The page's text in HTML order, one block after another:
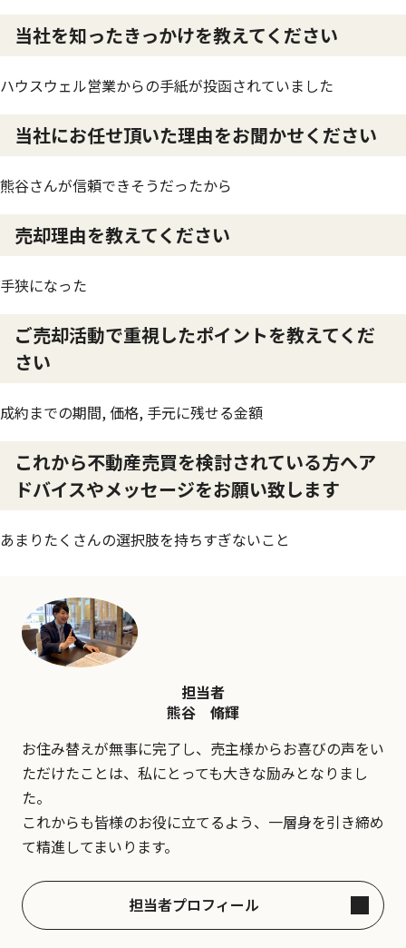
当社を知ったきっかけを教えてください
ハウスウェル営業からの手紙が投函されていました
当社にお任せ頂いた理由をお聞かせください
熊谷さんが信頼できそうだったから
売却理由を教えてください
手狭になった
ご売却活動で重視したポイントを教えてくだ
さい
成約までの期間, 価格, 手元に残せる金額
これから不動産売買を検討されている方へア
ドバイスやメッセージをお願い致します
あまりたくさんの選択肢を持ちすぎないこと
担当者
熊谷 脩輝
お住み替えが無事に完了し、売主様からお喜びの声をい
ただけたことは、私にとっても大きな励みとなりまし
た。
これからも皆様のお役に立てるよう、一層身を引き締め
て精進してまいります。
担当者プロフィール